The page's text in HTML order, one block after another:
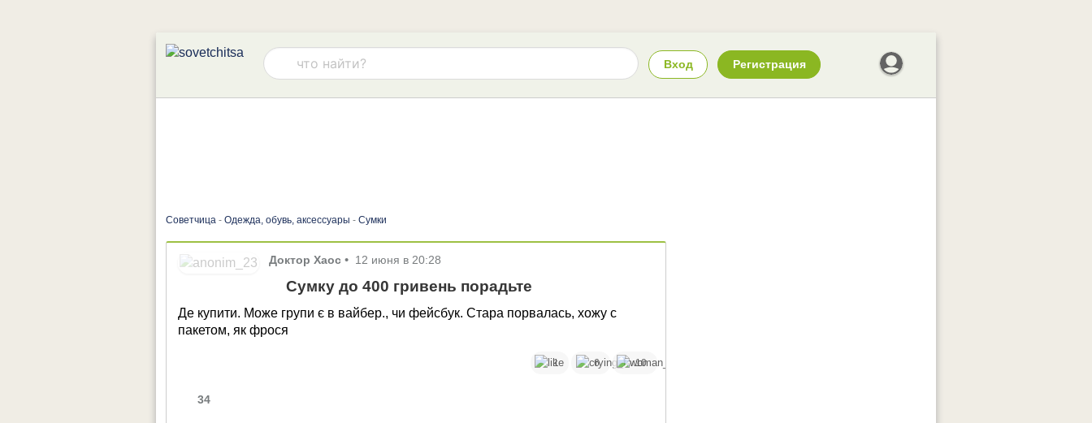
Вход Регистрация
Советчица - Одежда, обувь, аксессуары - Сумки
Доктор Хаос • 12 июня в 20:28
Сумку до 400 гривень порадьте
Де купити. Може групи є в вайбер., чи фейсбук. Стара порвалась, хожу с
пакетом, як фрося
1 6 10
34